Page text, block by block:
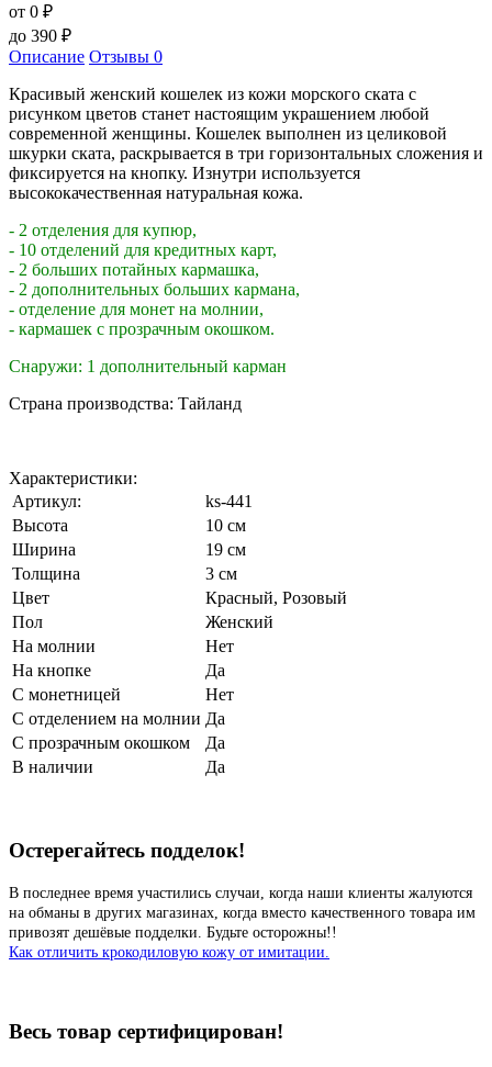
от 0 ₽
до 390 ₽
Описание Отзывы 0
Красивый женский кошелек из кожи морского ската с
рисунком цветов станет настоящим украшением любой
современной женщины. Кошелек выполнен из целиковой
шкурки ската, раскрывается в три горизонтальных сложения и
фиксируется на кнопку. Изнутри используется
высококачественная натуральная кожа.
- 2 отделения для купюр,
- 10 отделений для кредитных карт,
- 2 больших потайных кармашка,
- 2 дополнительных больших кармана,
- отделение для монет на молнии,
- кармашек с прозрачным окошком.
Снаружи: 1 дополнительный карман
Страна производства: Тайланд
Характеристики:
Артикул:
ks-441
Высота
10 см
Ширина
19 см
Толщина
3 см
Цвет
Красный, Розовый
Пол
Женский
На молнии
Нет
На кнопке
Да
С монетницей
Нет
С отделением на молнии Да
С прозрачным окошком
Да
В наличии
Да
Остерегайтесь подделок!
В последнее время участились случаи, когда наши клиенты жалуются
на обманы в других магазинах, когда вместо качественного товара им
привозят дешёвые подделки. Будьте осторожны!!
Как отличить крокодиловую кожу от имитации.
Весь товар сертифицирован!